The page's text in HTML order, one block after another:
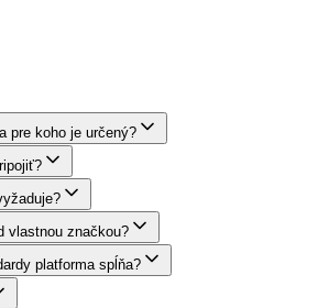
pre koho je určený?
vlastnou značkou?
platforma spĺňa?